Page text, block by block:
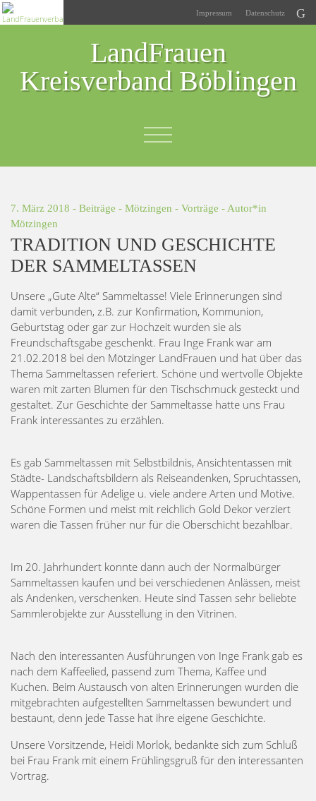
Impressum Datenschutz
LandFrauen
Kreisverband Böblingen
7. März 2018 - Beiträge - Mötzingen - Vorträge - Autor*in
Mötzingen
TRADITION UND GESCHICHTE
DER SAMMELTASSEN
Unsere „Gute Alte“ Sammeltasse! Viele Erinnerungen sind
damit verbunden, z.B. zur Konfirmation, Kommunion,
Geburtstag oder gar zur Hochzeit wurden sie als
Freundschaftsgabe geschenkt. Frau Inge Frank war am
21.02.2018 bei den Mötzinger LandFrauen und hat über das
Thema Sammeltassen referiert. Schöne und wertvolle Objekte
waren mit zarten Blumen für den Tischschmuck gesteckt und
gestaltet. Zur Geschichte der Sammeltasse hatte uns Frau
Frank interessantes zu erzählen.
Es gab Sammeltassen mit Selbstbildnis, Ansichtentassen mit
Städte- Landschaftsbildern als Reiseandenken, Spruchtassen,
Wappentassen für Adelige u. viele andere Arten und Motive.
Schöne Formen und meist mit reichlich Gold Dekor verziert
waren die Tassen früher nur für die Oberschicht bezahlbar.
Im 20. Jahrhundert konnte dann auch der Normalbürger
Sammeltassen kaufen und bei verschiedenen Anlässen, meist
als Andenken, verschenken. Heute sind Tassen sehr beliebte
Sammlerobjekte zur Ausstellung in den Vitrinen.
Nach den interessanten Ausführungen von Inge Frank gab es
nach dem Kaffeelied, passend zum Thema, Kaffee und
Kuchen. Beim Austausch von alten Erinnerungen wurden die
mitgebrachten aufgestellten Sammeltassen bewundert und
bestaunt, denn jede Tasse hat ihre eigene Geschichte.
Unsere Vorsitzende, Heidi Morlok, bedankte sich zum Schluß
bei Frau Frank mit einem Frühlingsgruß für den interessanten
Vortrag.